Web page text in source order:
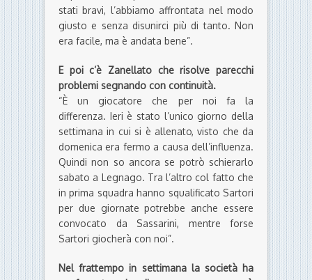
stati bravi, l’abbiamo affrontata nel modo
giusto e senza disunirci più di tanto. Non
era facile, ma è andata bene”.
E poi c’è Zanellato che risolve parecchi
problemi segnando con continuità.
“È un giocatore che per noi fa la
differenza. Ieri è stato l’unico giorno della
settimana in cui si è allenato, visto che da
domenica era fermo a causa dell’influenza.
Quindi non so ancora se potrò schierarlo
sabato a Legnago. Tra l’altro col fatto che
in prima squadra hanno squalificato Sartori
per due giornate potrebbe anche essere
convocato da Sassarini, mentre forse
Sartori giocherà con noi”.
Nel frattempo in settimana la società ha